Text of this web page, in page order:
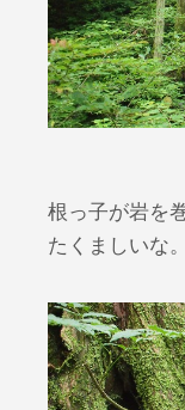
根っ子が岩を
たくましいな。